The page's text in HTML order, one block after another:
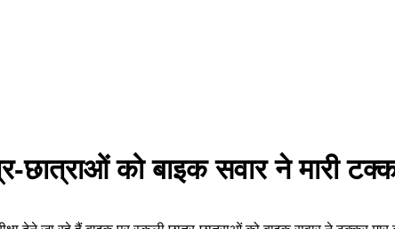
छात्राओं को बाइक सवार ने मारी